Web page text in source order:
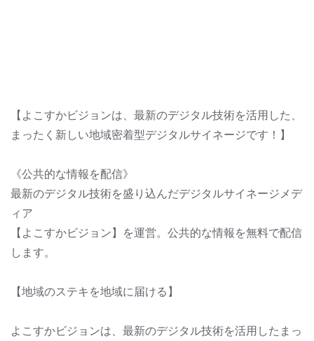
【よこすかビジョンは、最新のデジタル技術を活用した、
まったく新しい地域密着型デジタルサイネージです！】
《公共的な情報を配信》
最新のデジタル技術を盛り込んだデジタルサイネージメデ
ィア
【よこすかビジョン】を運営。公共的な情報を無料で配信
します。
【地域のステキを地域に届ける】
よこすかビジョンは、最新のデジタル技術を活用したまっ